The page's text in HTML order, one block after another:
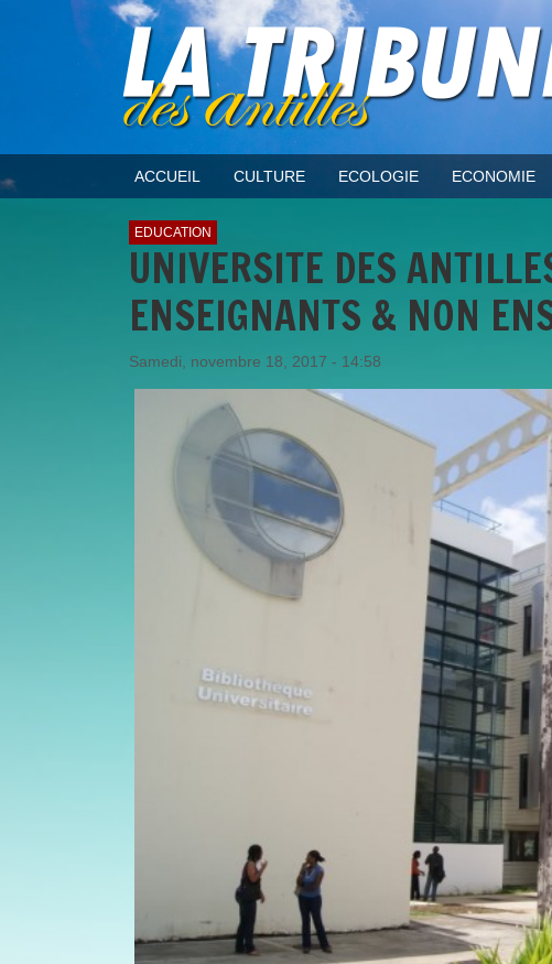
ACCUEIL CULTURE ECOLOGIE ECONOMIE
EDUCATION
UNIVERSITE DES
ENSEIGNANTS & NON
Samedi, novembre 18, 2017 - 14:58